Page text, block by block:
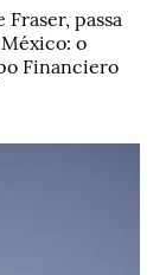
passa
o
Financiero